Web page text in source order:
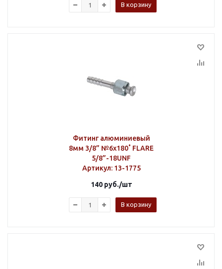
В корзину
Фитинг алюминиевый
8мм 3/8” №6х180˚ FLARE
5/8”-18UNF
Артикул: 13-1775
140руб./шт
В корзину